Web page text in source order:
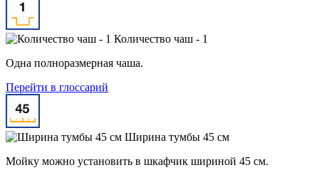
Количество чаш - 1
Одна полноразмерная чаша.
Перейти в глоссарий
Ширина тумбы 45 см
Мойку можно установить в шкафчик шириной 45 см.